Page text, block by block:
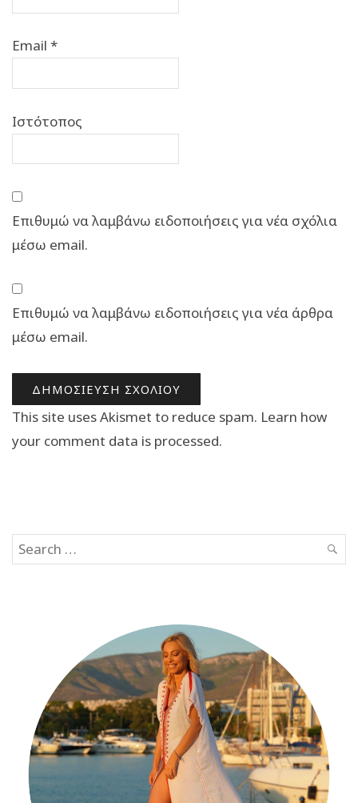
Email *
Ιστότοπος
Επιθυμώ να λαμβάνω ειδοποιήσεις για νέα σχόλια
μέσω email.
Επιθυμώ να λαμβάνω ειδοποιήσεις για νέα άρθρα
μέσω email.
This site uses Akismet to reduce spam. Learn how
your comment data is processed.
Search
for: